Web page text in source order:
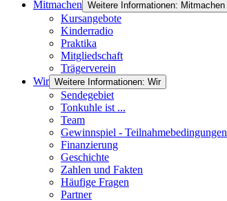
Mitmachen Weitere Informationen: Mitmachen
Kursangebote
Kinderradio
Praktika
Mitgliedschaft
Trägerverein
Wir Weitere Informationen: Wir
Sendegebiet
Tonkuhle ist ...
Team
Gewinnspiel - Teilnahmebedingungen
Finanzierung
Geschichte
Zahlen und Fakten
Häufige Fragen
Partner